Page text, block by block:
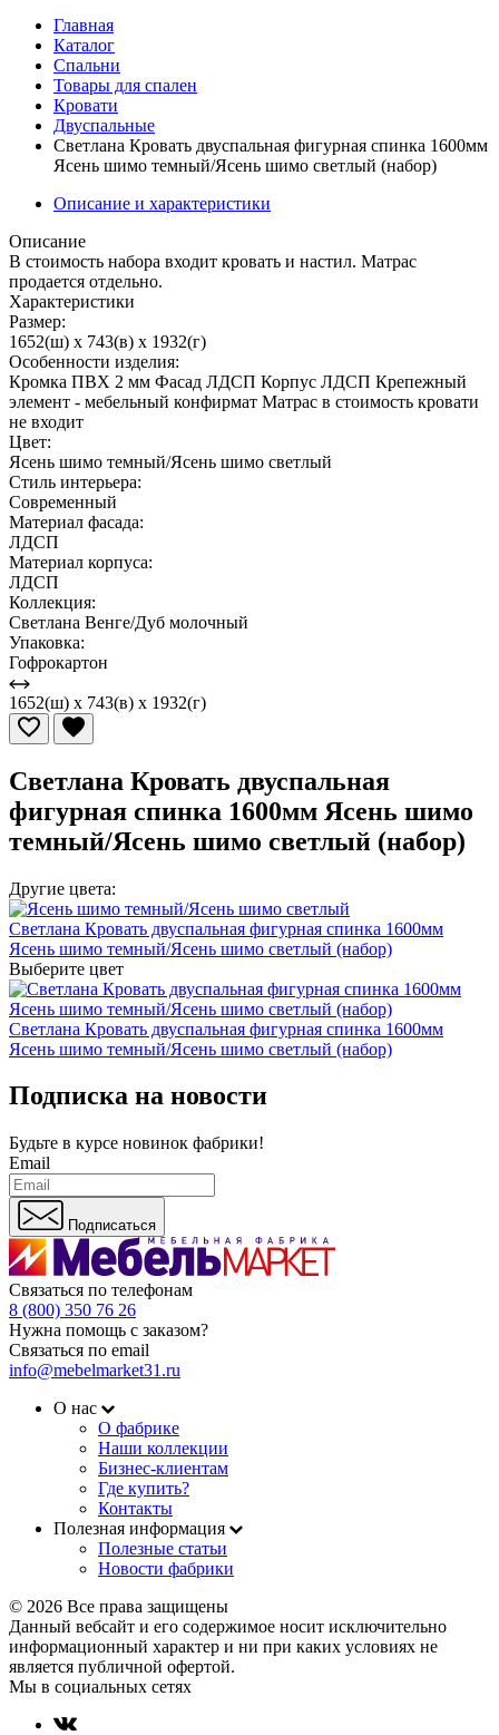
Главная
Каталог
Спальни
Товары для спален
Кровати
Двуспальные
Светлана Кровать двуспальная фигурная спинка 1600мм
Ясень шимо темный/Ясень шимо светлый (набор)
Описание и характеристики
Описание
В стоимость набора входит кровать и настил. Матрас
продается отдельно.
Характеристики
Размер:
1652(ш) x 743(в) x 1932(г)
Особенности изделия:
Кромка ПВХ 2 мм Фасад ЛДСП Корпус ЛДСП Крепежный
элемент - мебельный конфирмат Матрас в стоимость кровати
не входит
Цвет:
Ясень шимо темный/Ясень шимо светлый
Стиль интерьера:
Современный
Материал фасада:
ЛДСП
Материал корпуса:
ЛДСП
Коллекция:
Светлана Венге/Дуб молочный
Упаковка:
Гофрокартон
1652(ш) x 743(в) x 1932(г)
Светлана Кровать двуспальная
фигурная спинка 1600мм Ясень шимо
темный/Ясень шимо светлый (набор)
Другие цвета:
Светлана Кровать двуспальная фигурная спинка 1600мм
Ясень шимо темный/Ясень шимо светлый (набор)
Выберите цвет
Светлана Кровать двуспальная фигурная спинка 1600мм
Ясень шимо темный/Ясень шимо светлый (набор)
Подписка на новости
Будьте в курсе новинок фабрики!
Email
Подписаться
Связаться по телефонам
8 (800) 350 76 26
Нужна помощь с заказом?
Связаться по email
info@mebelmarket31.ru
О нас
О фабрике
Наши коллекции
Бизнес-клиентам
Где купить?
Контакты
Полезная информация
Полезные статьи
Новости фабрики
© 2026 Все права защищены
Данный вебсайт и его содержимое носит исключительно
информационный характер и ни при каких условиях не
является публичной офертой.
Мы в социальных сетях